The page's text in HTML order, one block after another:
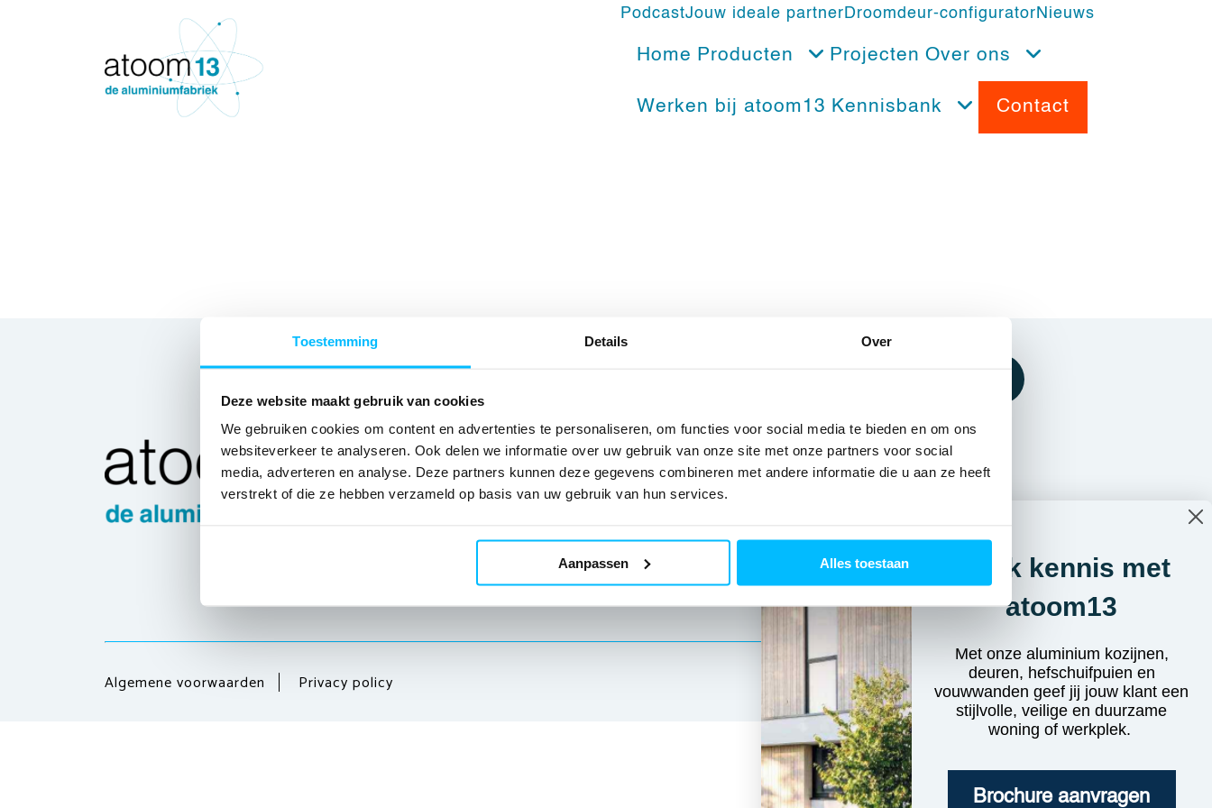
Toestemming Details Over
Deze website maakt gebruik van cookies
We gebruiken cookies om content en advertenties te personaliseren, om functies voor social media te bieden en om ons
websiteverkeer te analyseren. Ook delen we informatie over uw gebruik van onze site met onze partners voor social
media, adverteren en analyse. Deze partners kunnen deze gegevens combineren met andere informatie die u aan ze heeft
verstrekt of die ze hebben verzameld op basis van uw gebruik van hun services.
Aanpassen Alles toestaan
PodcastJouw ideale partner Droomdeur-configurator Nieuws
Home Producten Projecten Over ons
Werken bij atoom13 Kennisbank Contact
5753 SV Deurne
T: 0493 319072
E: info@atoom13.nl
Productoverzicht
Prefab & Modulair
Over ons
Algemene voorwaarden Privacy policy
Maak kennis met
atoom13
Met onze aluminium kozijnen,
deuren, hefschuifpuien en
vouwwanden geef jij jouw klant een
stijlvolle, veilige en duurzame
woning of werkplek.
Brochure aanvragen